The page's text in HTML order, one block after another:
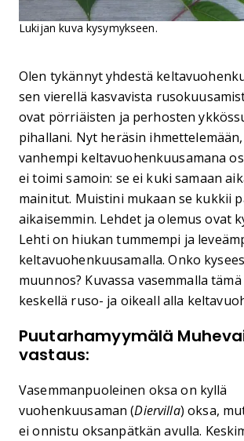
Lukijan kuva kysymykseen.
Olen tykännyt yhdestä
sen vierellä kasvavista
ovat pörriäisten ja perhosten
pihallani. Nyt heräsin
vanhempi keltavuohenkuusamana
ei toimi samoin: se ei kuki samaan
mainitut. Muistini mukaan se kukkii
aikaisemmin. Lehdet ja olemus ovat
Lehti on hiukan tummempi ja
keltavuohenkuusamalla. Onko
muunnos? Kuvassa vasemmalla
keskellä ruso- ja oikeall alla
Puutarhamyymälä
vastaus:
Vasemmanpuoleinen oksa on kyllä
vuohenkuusaman (Diervilla) oksa,
ei onnistu oksanpätkän avulla.